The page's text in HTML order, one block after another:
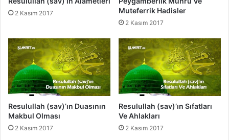
e
n
e
s
t
l
r
ı
V
e
A
h
l
a
k
2 Kasım 2017
Muteferrik Hadisler
2 Kasım 2017
Resulullah (sav)’ın Duasının
Makbul Olması
2 Kasım 2017
Resulullah (sav)’ın Sıfatları
Ve Ahlakları
2 Kasım 2017